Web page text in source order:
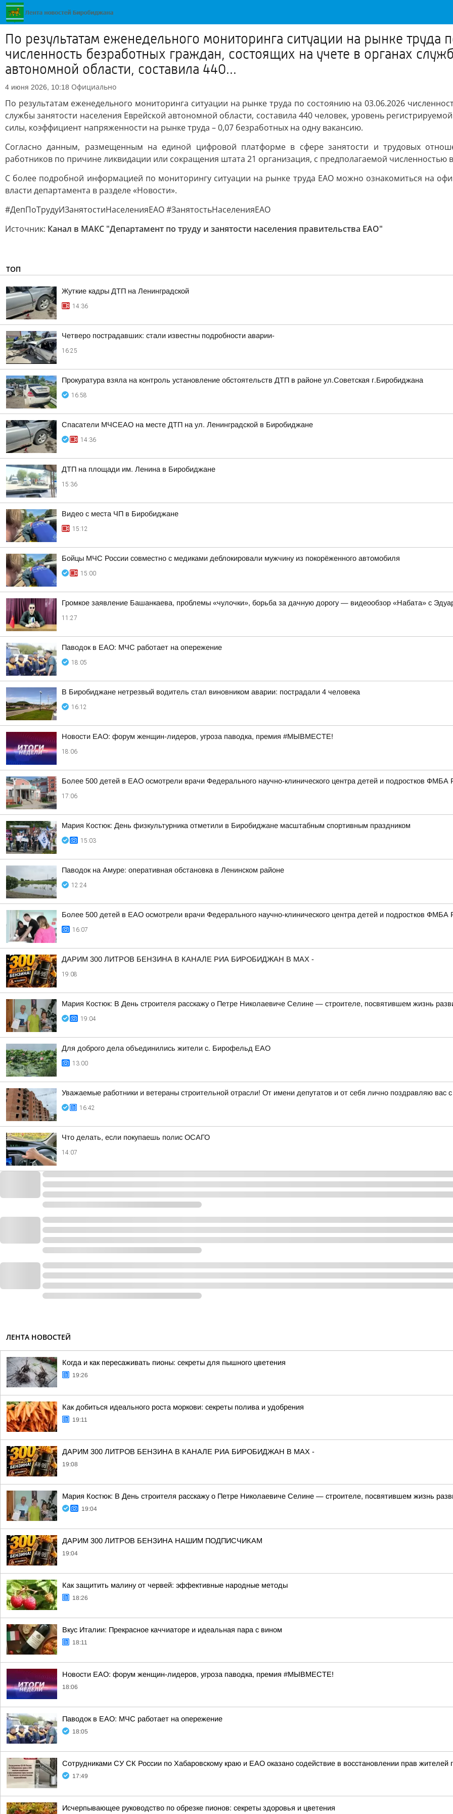
По результатам еженедельного мониторинга ситуации на рынке труда
численность безработных граждан, состоящих на учете в органах
автономной области, составила 440...
4 июня 2026, 10:18 Официально
По результатам еженедельного мониторинга ситуации на рынке труда по состоянию на 03.06.2026
службы занятости населения Еврейской автономной области, составила 440 человек, уровень
силы, коэффициент напряженности на рынке труда – 0,07 безработных на одну вакансию.
Согласно данным, размещенным на единой цифровой платформе в сфере занятости и трудовых
работников по причине ликвидации или сокращения штата 21 организация, с предполагаемой численностью
С более подробной информацией по мониторингу ситуации на рынке труда ЕАО можно ознакомиться на
власти департамента в разделе «Новости».
#ДепПоТрудуИЗанятостиНаселенияЕАО #ЗанятостьНаселенияЕАО
Источник: Канал в МАКС "Департамент по труду и занятости населения правительства ЕАО"
ТОП
Жуткие кадры ДТП на Ленинградской
14:36
Четверо пострадавших: стали известны подробности аварии-
16:25
Прокуратура взяла на контроль установление обстоятельств ДТП в районе ул.Советская г.Биробиджана
16:58
Спасатели МЧСЕАО на месте ДТП на ул. Ленинградской в Биробиджане
14:36
ДТП на площади им. Ленина в Биробиджане
15:36
Видео с места ЧП в Биробиджане
15:12
Бойцы МЧС России совместно с медиками деблокировали мужчину из покорёженного автомобиля
15:00
Громкое заявление Башанкаева, проблемы «чулочки», борьба за дачную дорогу — видеообзор «Набата» с
11:27
Паводок в ЕАО: МЧС работает на опережение
18:05
В Биробиджане нетрезвый водитель стал виновником аварии: пострадали 4 человека
16:12
Новости ЕАО: форум женщин-лидеров, угроза паводка, премия #МЫВМЕСТЕ!
18:06
Более 500 детей в ЕАО осмотрели врачи Федерального научно-клинического центра детей и подростков ФМБА
17:06
Мария Костюк: День физкультурника отметили в Биробиджане масштабным спортивным праздником
15:03
Паводок на Амуре: оперативная обстановка в Ленинском районе
12:24
Более 500 детей в ЕАО осмотрели врачи Федерального научно-клинического центра детей и подростков ФМБА
16:07
ДАРИМ 300 ЛИТРОВ БЕНЗИНА В КАНАЛЕ РИА БИРОБИДЖАН В МАХ -
19:08
Мария Костюк: В День строителя расскажу о Петре Николаевиче Селине — строителе, посвятившем жизнь
19:04
Для доброго дела объединились жители с. Бирофельд ЕАО
13:00
Уважаемые работники и ветераны строительной отрасли! От имени депутатов и от себя лично поздравляю
16:42
Что делать, если покупаешь полис ОСАГО
14:07
ЛЕНТА НОВОСТЕЙ
Когда и как пересаживать пионы: секреты для пышного цветения
19:26
Как добиться идеального роста моркови: секреты полива и удобрения
19:11
ДАРИМ 300 ЛИТРОВ БЕНЗИНА В КАНАЛЕ РИА БИРОБИДЖАН В МАХ -
19:08
Мария Костюк: В День строителя расскажу о Петре Николаевиче Селине — строителе, посвятившем жизнь
19:04
ДАРИМ 300 ЛИТРОВ БЕНЗИНА НАШИМ ПОДПИСЧИКАМ
19:04
Как защитить малину от червей: эффективные народные методы
18:26
Вкус Италии: Прекрасное каччиаторе и идеальная пара с вином
18:11
Новости ЕАО: форум женщин-лидеров, угроза паводка, премия #МЫВМЕСТЕ!
18:06
Паводок в ЕАО: МЧС работает на опережение
18:05
Сотрудниками СУ СК России по Хабаровскому краю и ЕАО оказано содействие в восстановлении прав жителей
17:49
Исчерпывающее руководство по обрезке пионов: секреты здоровья и цветения